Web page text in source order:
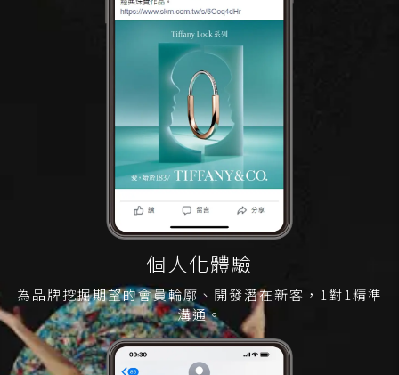
個人化體驗
為品牌挖掘期望的會員輪廓、開發潛在新客，1對1精準
溝通。